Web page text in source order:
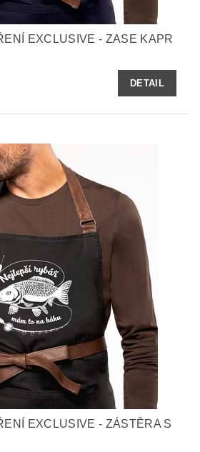
EXCLUSIVE - ZASE KAPR
DETAIL
EXCLUSIVE - ZÁSTĚRA S